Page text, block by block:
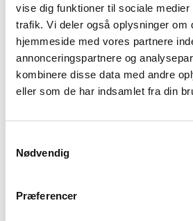
vise dig funktioner til sociale
trafik. Vi deler også oplysninger om
hjemmeside med vores partnere
annonceringspartnere og
kombinere disse data med andre
eller som de har indsamlet fra din
Nødvendig
Præferencer
Bemandet reception og
adresse
Kontorlejemålet er møbleret.
World Trade Center Ballerup
hurtig adgang til både by og
vokser